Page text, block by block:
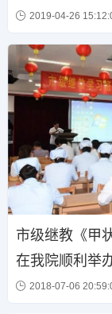
2019-04-26
市级继教《甲
在我院顺利举
2018-07-06